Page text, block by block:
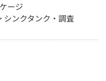
ージ
シンクタンク・調査